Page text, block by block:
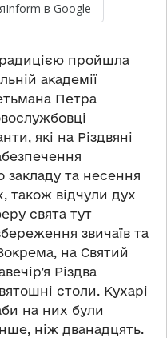
в Google
пройшла
академії
Петра
які на Різдвяні
закладу та несення
також відчули дух
свята тут
звичаїв та
на Святий
Різдва
столи. Кухарі
на них були
ніж дванадцять.